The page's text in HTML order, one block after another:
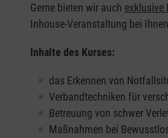
Gerne bieten wir auch exklusive
Inhouse-Veranstaltung bei
Inhalte des Kurses:
das Erkennen von
Verbandtechniken für
Betreuung von schwer
Maßnahmen bei